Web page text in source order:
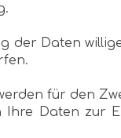
der Daten
für den
Ihre Daten zur